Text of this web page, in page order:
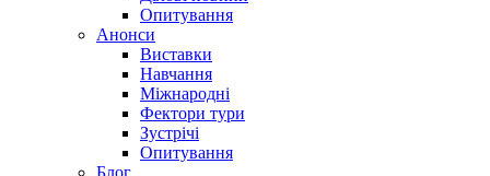
Опитування
Анонси
Виставки
Навчання
Міжнародні
Фектори тури
Зустрічі
Опитування
Блог